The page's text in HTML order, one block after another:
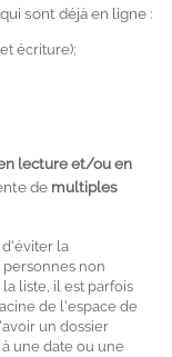
sont déjà en ligne :
écriture);
lecture et/ou en
de multiples
la
non
liste, il est parfois
de l'espace de
un dossier
une date ou une